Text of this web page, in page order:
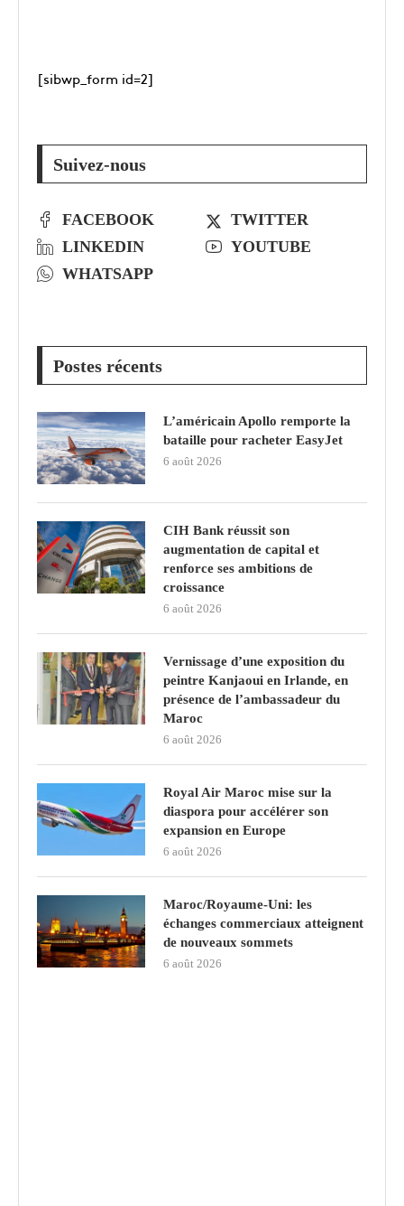
[sibwp_form id=2]
Suivez-nous
FACEBOOK
TWITTER
LINKEDIN
YOUTUBE
WHATSAPP
Postes récents
L’américain Apollo remporte la
bataille pour racheter EasyJet
6 août 2026
CIH Bank réussit son
augmentation de capital et
renforce ses ambitions de
croissance
6 août 2026
Vernissage d’une exposition du
peintre Kanjaoui en Irlande, en
présence de l’ambassadeur du
Maroc
6 août 2026
Royal Air Maroc mise sur la
diaspora pour accélérer son
expansion en Europe
6 août 2026
Maroc/Royaume-Uni: les
échanges commerciaux atteignent
de nouveaux sommets
6 août 2026